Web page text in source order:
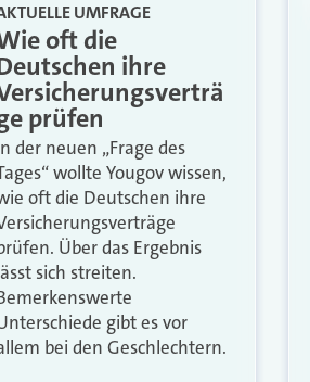
UMFRAGE
oft die
ihre
prüfen
der neuen „Frage des
wollte Yougov wissen,
oft die Deutschen ihre
Über das Ergebnis
sich streiten.
gibt es vor
bei den Geschlechtern.